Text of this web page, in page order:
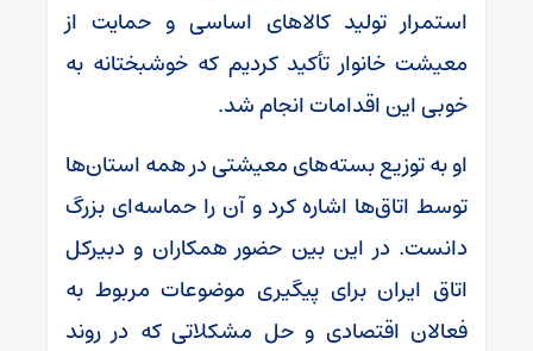
استمرار تولید کالا‌های اساسی و حمایت از
معیشت خانوار تأکید کردیم که خوشبختانه به
خوبی این اقدامات انجام شد.
او به توزیع بسته‌های معیشتی در همه استان‌ها
توسط اتاق‌ها اشاره کرد و آن را حماسه‌ای بزرگ
دانست. در این بین حضور همکاران و دبیرکل
اتاق ایران برای پیگیری موضوعات مربوط به
فعالان اقتصادی و حل مشکلاتی که در روند